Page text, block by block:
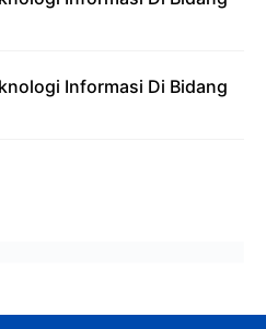
Informasi Di Bidang